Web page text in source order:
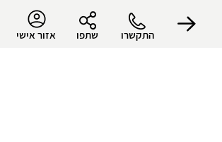
התקשרו שתפו אזור אישי